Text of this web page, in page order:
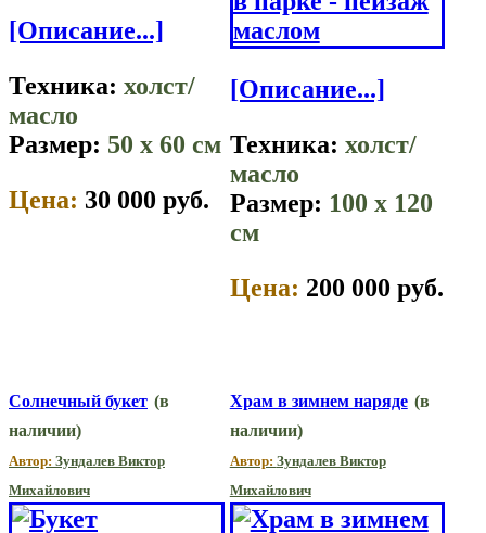
[Описание...]
Техника: холст/
масло
Размер: 50 x 60 см
Цена: 30 000 руб.
[Описание...]
Техника: холст/
масло
Размер: 100 x 120
см
Цена: 200 000 руб.
Солнечный букет (в
наличии)
Автор: Зундалев Виктор
Михайлович
Храм в зимнем наряде (в
наличии)
Автор: Зундалев Виктор
Михайлович